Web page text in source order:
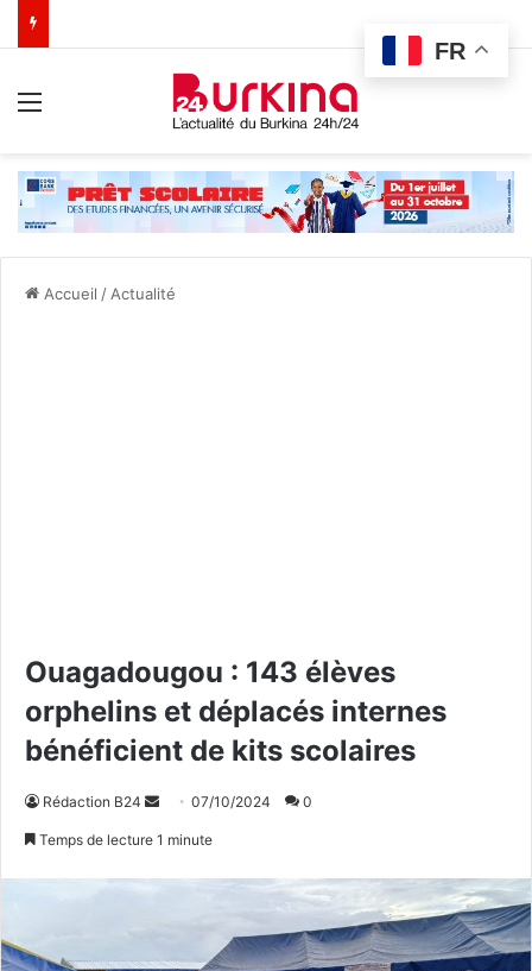
Accueil / Actualité
Ouagadougou : 143 élèves
orphelins et déplacés internes
bénéficient de kits scolaires
Rédaction B24 07/10/2024 0
Temps de lecture 1 minute
FR